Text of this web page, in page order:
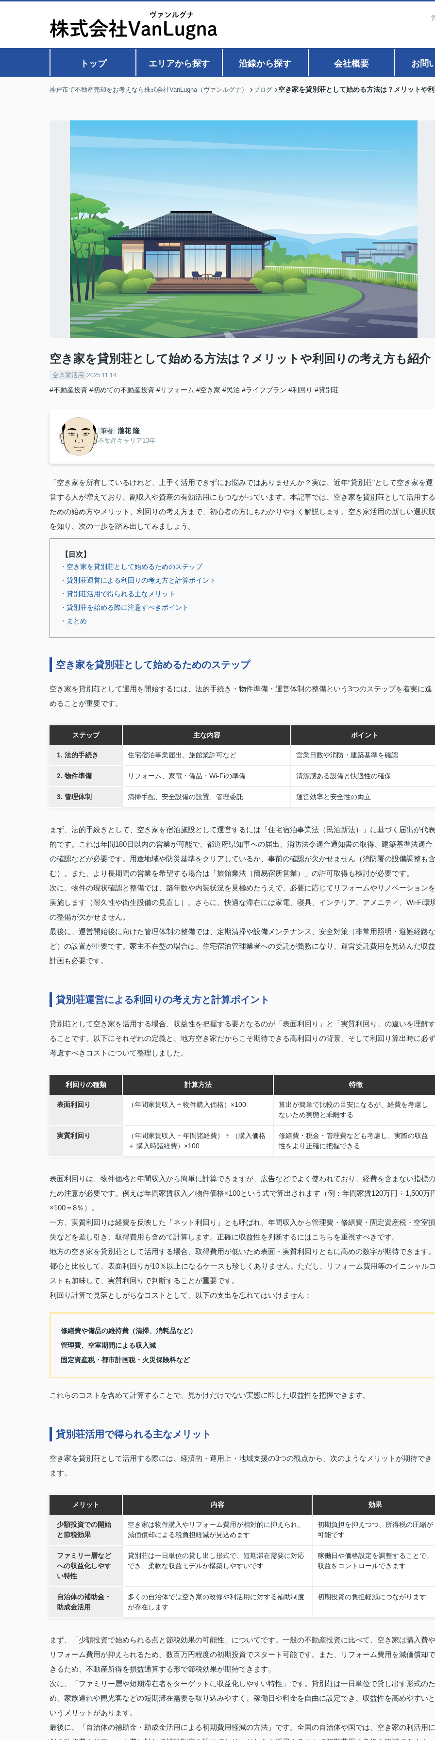
トップ エリアから探す 沿線から探す 会社概要 お問
神戸市で不動産売却をお考えなら株式会社VanLugna（ヴァンルグナ） ブログ 空き家を貸別荘として始める方法は？メリットや
空き家を貸別荘として始める方法は？メリットや利回りの考え方も紹介
空き家活用 2025.11.14
#不動産投資 #初めての不動産投資 #リフォーム #空き家 #民泊 #ライフプラン #利回り #貸別荘
筆者 瀧花 隆
不動産キャリア13年
「空き家を所有しているけれど、上手く活用できずにお悩みではありませんか？実は、近年“貸別荘”として空き家を運
営する人が増えており、副収入や資産の有効活用にもつながっています。本記事では、空き家を貸別荘として活用する
ための始め方やメリット、利回りの考え方まで、初心者の方にもわかりやすく解説します。空き家活用の新しい選択肢
を知り、次の一歩を踏み出してみましょう。
【目次】
・空き家を貸別荘として始めるためのステップ
・貸別荘運営による利回りの考え方と計算ポイント
・貸別荘活用で得られる主なメリット
・貸別荘を始める際に注意すべきポイント
・まとめ
空き家を貸別荘として始めるためのステップ
空き家を貸別荘として運用を開始するには、法的手続き・物件準備・運営体制の整備という3つのステップを着実に進
めることが重要です。
ステップ 主な内容 ポイント
1. 法的手続き 住宅宿泊事業届出、旅館業許可など 営業日数や消防・建築基準を確認
2. 物件準備 リフォーム、家電・備品・Wi‑Fiの準備 清潔感ある設備と快適性の確保
3. 管理体制 清掃手配、安全設備の設置、管理委託 運営効率と安全性の両立
まず、法的手続きとして、空き家を宿泊施設として運営するには「住宅宿泊事業法（民泊新法）」に基づく届出が代表
的です。これは年間180日以内の営業が可能で、都道府県知事への届出、消防法令適合通知書の取得、建築基準法適合
の確認などが必要です。用途地域や防災基準をクリアしているか、事前の確認が欠かせません（消防署の設備調整も含
む）。また、より長期間の営業を希望する場合は「旅館業法（簡易宿所営業）」の許可取得も検討が必要です。
次に、物件の現状確認と整備では、築年数や内装状況を見極めたうえで、必要に応じてリフォームやリノベーションを
実施します（耐久性や衛生設備の見直し）。さらに、快適な滞在には家電、寝具、インテリア、アメニティ、Wi‑Fi環
の整備が欠かせません。
最後に、運営開始後に向けた管理体制の整備では、定期清掃や設備メンテナンス、安全対策（非常用照明・避難経路な
ど）の設置が重要です。家主不在型の場合は、住宅宿泊管理業者への委託が義務になり、運営委託費用を見込んだ収益
計画も必要です。
貸別荘運営による利回りの考え方と計算ポイント
貸別荘として空き家を活用する場合、収益性を把握する要となるのが「表面利回り」と「実質利回り」の違いを理解す
ることです。以下にそれぞれの定義と、地方空き家だからこそ期待できる高利回りの背景、そして利回り算出時に必ず
考慮すべきコストについて整理しました。
利回りの種類 計算方法 特徴
表面利回り （年間家賃収入 ÷ 物件購入価格）×100
算出が簡単で比較の目安になるが、経費を考慮し
ないため実態と乖離する
実質利回り
（年間家賃収入 − 年間諸経費） ÷ （購入価格
＋ 購入時諸経費）×100
修繕費・税金・管理費なども考慮し、実際の収益
性をより正確に把握できる
表面利回りは、物件価格と年間収入から簡単に計算できますが、広告などでよく使われており、経費を含まない指標の
ため注意が必要です。例えば年間家賃収入／物件価格×100という式で算出されます（例：年間家賃120万円 ÷ 1,500万
×100＝8％）。
一方、実質利回りは経費を反映した「ネット利回り」とも呼ばれ、年間収入から管理費・修繕費・固定資産税・空室損
失などを差し引き、取得費用も含めて計算します。正確に収益性を判断するにはこちらを重視すべきです。
地方の空き家を貸別荘として活用する場合、取得費用が低いため表面・実質利回りともに高めの数字が期待できます。
都心と比較して、表面利回りが10％以上になるケースも珍しくありません。ただし、リフォーム費用等のイニシャル
ストも加味して、実質利回りで判断することが重要です。
利回り計算で見落としがちなコストとして、以下の支出を忘れてはいけません：
修繕費や備品の維持費（清掃、消耗品など）
管理費、空室期間による収入減
固定資産税・都市計画税・火災保険料など
これらのコストを含めて計算することで、見かけだけでない実態に即した収益性を把握できます。
貸別荘活用で得られる主なメリット
空き家を貸別荘として活用する際には、経済的・運用上・地域支援の3つの観点から、次のようなメリットが期待でき
ます。
メリット 内容 効果
少額投資での開始
と節税効果
空き家は物件購入やリフォーム費用が相対的に抑えられ、
減価償却による税負担軽減が見込めます
初期負担を抑えつつ、所得税の圧縮が
可能です
ファミリー層など
への収益化しやす
い特性
貸別荘は一日単位の貸し出し形式で、短期滞在需要に対応
でき、柔軟な収益モデルが構築しやすいです
稼働日や価格設定を調整することで、
収益をコントロールできます
自治体の補助金・
助成金活用
多くの自治体では空き家の改修や利活用に対する補助制度
が存在します
初期投資の負担軽減につながります
まず、「少額投資で始められる点と節税効果の可能性」についてです。一般の不動産投資に比べて、空き家は購入費や
リフォーム費用が抑えられるため、数百万円程度の初期投資でスタート可能です。また、リフォーム費用を減価償却で
きるため、不動産所得を損益通算する形で節税効果が期待できます。
次に、「ファミリー層や短期滞在者をターゲットに収益化しやすい特性」です。貸別荘は一日単位で貸し出す形式のた
め、家族連れや観光客などの短期滞在需要を取り込みやすく、稼働日や料金を自由に設定でき、収益性を高めやすいと
いうメリットがあります。
最後に、「自治体の補助金・助成金活用による初期費用軽減の方法」です。全国の自治体や国では、空き家の利活用に